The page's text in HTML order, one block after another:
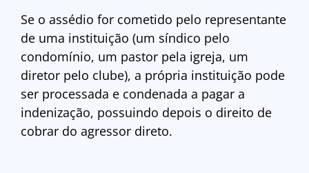
Se o assédio for cometido pelo representante
de uma instituição (um síndico pelo
condomínio, um pastor pela igreja, um
diretor pelo clube), a própria instituição pode
ser processada e condenada a pagar a
indenização, possuindo depois o direito de
cobrar do agressor direto.